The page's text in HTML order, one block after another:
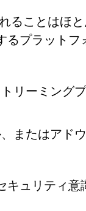
ることはほ
プラットフ
リーミング
またはアド
ュリティ意